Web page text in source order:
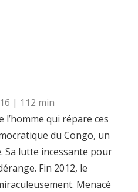
| 112 min
qui répare ces
du Congo, un
Sa lutte incessante pour
Fin 2012, le
Menacé